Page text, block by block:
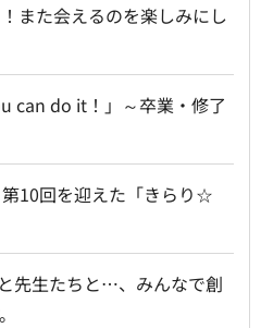
た会えるのを楽しみにし
can do it！」～卒業・修了
10回を迎えた「きらり☆
先生たちと…、みんなで創